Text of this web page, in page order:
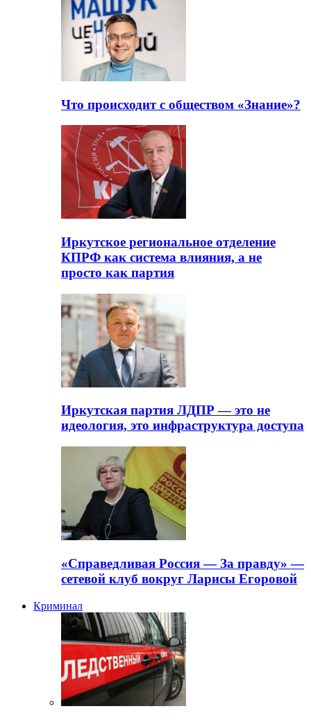
Что происходит с обществом «Знание»?
Иркутское региональное отделение
КПРФ как система влияния, а не
просто как партия
Иркутская партия ЛДПР — это не
идеология, это инфраструктура доступа
«Справедливая Россия — За правду» —
сетевой клуб вокруг Ларисы Егоровой
Криминал